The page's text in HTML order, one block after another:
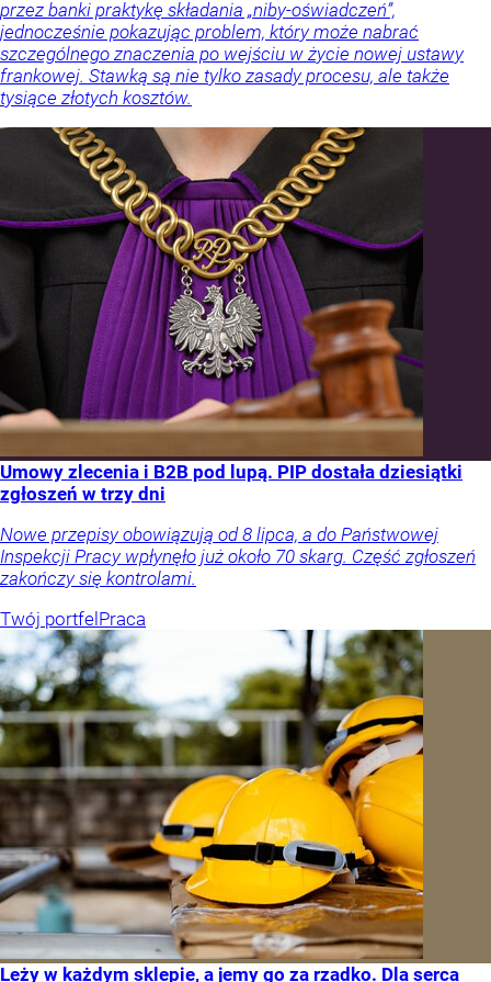
przez banki praktykę składania „niby-oświadczeń”,
jednocześnie pokazując problem, który może nabrać
szczególnego znaczenia po wejściu w życie nowej ustawy
frankowej. Stawką są nie tylko zasady procesu, ale także
tysiące złotych kosztów.
Umowy zlecenia i B2B pod lupą. PIP dostała dziesiątki
zgłoszeń w trzy dni
Nowe przepisy obowiązują od 8 lipca, a do Państwowej
Inspekcji Pracy wpłynęło już około 70 skarg. Część zgłoszeń
zakończy się kontrolami.
Twój portfelPraca
Leży w każdym sklepie, a jemy go za rzadko. Dla serca